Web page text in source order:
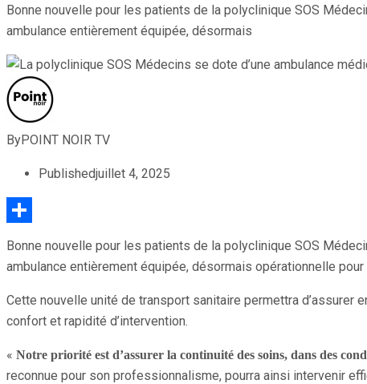
Bonne nouvelle pour les patients de la polyclinique SOS
ambulance entièrement équipée, désormais
ByPOINT NOIR TV
Publishedjuillet 4, 2025
Bonne nouvelle pour les patients de la polyclinique SOS
ambulance entièrement équipée, désormais opérationnelle
Cette nouvelle unité de transport sanitaire permettra
confort et rapidité d’intervention.
« Notre priorité est d’assurer la continuité des soins, dans des
reconnue pour son professionnalisme, pourra ainsi intervenir